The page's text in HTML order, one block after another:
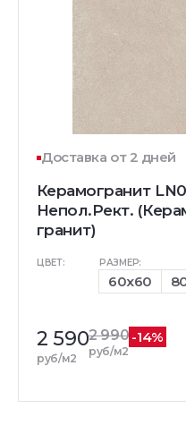
Доставка от 2 дней
Керамогранит
Непол.Рект.
гранит)
ЦВЕТ: РАЗМЕР:
60x60
2 590
руб/м2
2 990
руб/м2
-14%